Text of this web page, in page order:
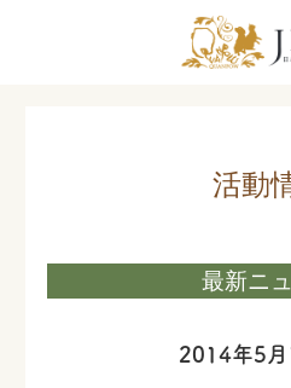
活動
最新ニ
2014年5